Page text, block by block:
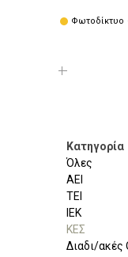
Φωτοδίκτυο
Κατηγορία
Όλες
ΑΕΙ
ΤΕΙ
ΙΕΚ
ΚΕΣ
Διαδι/ακές